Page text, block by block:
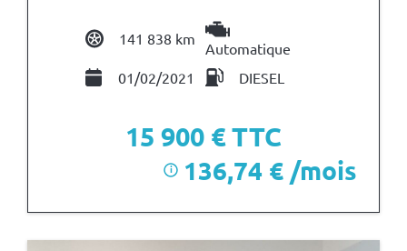
141 838 km
Automatique
01/02/2021
DIESEL
15 900 € TTC
i 136,74 € /mois